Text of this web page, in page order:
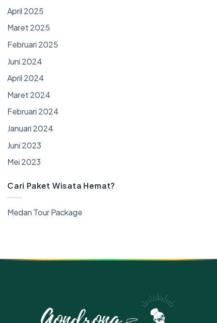
April 2025
Maret 2025
Februari 2025
Juni 2024
April 2024
Maret 2024
Februari 2024
Januari 2024
Juni 2023
Mei 2023
Cari Paket Wisata Hemat?
Medan Tour Package